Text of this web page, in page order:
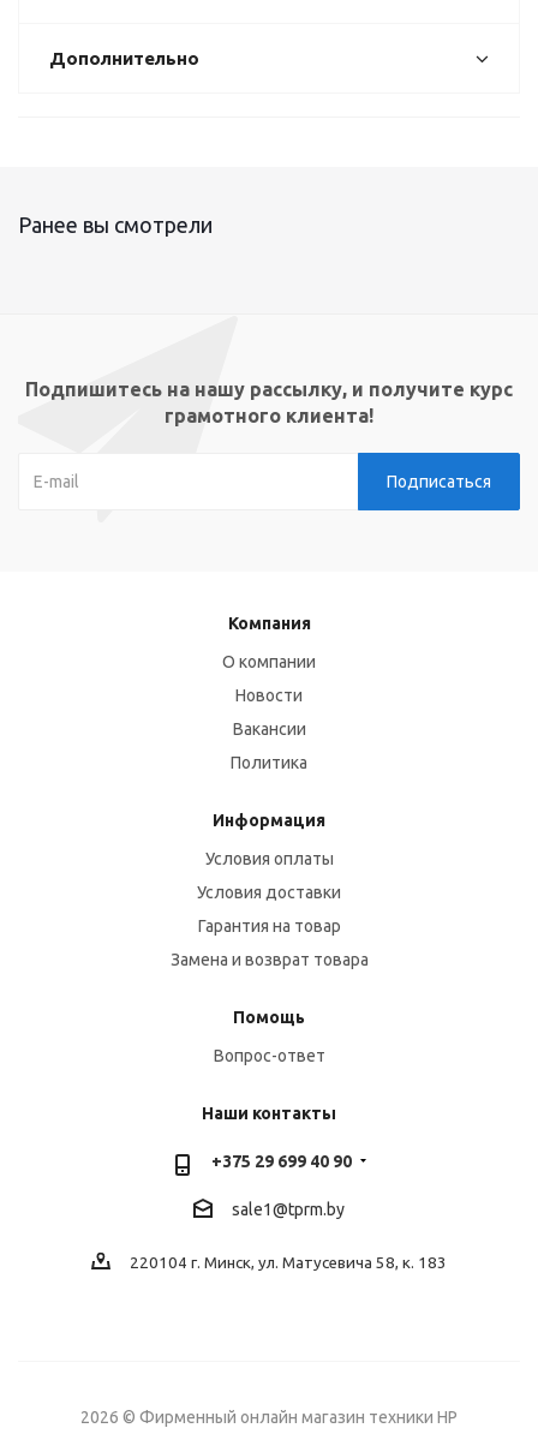
Дополнительно
Ранее вы смотрели
Подпишитесь на нашу рассылку, и получите курс
грамотного клиента!
Компания
О компании
Новости
Вакансии
Политика
Информация
Условия оплаты
Условия доставки
Гарантия на товар
Замена и возврат товара
Помощь
Вопрос-ответ
Наши контакты
+375 29 699 40 90
sale1@tprm.by
220104 г. Минск, ул. Матусевича 58, к. 183
2026 © Фирменный онлайн магазин техники HP